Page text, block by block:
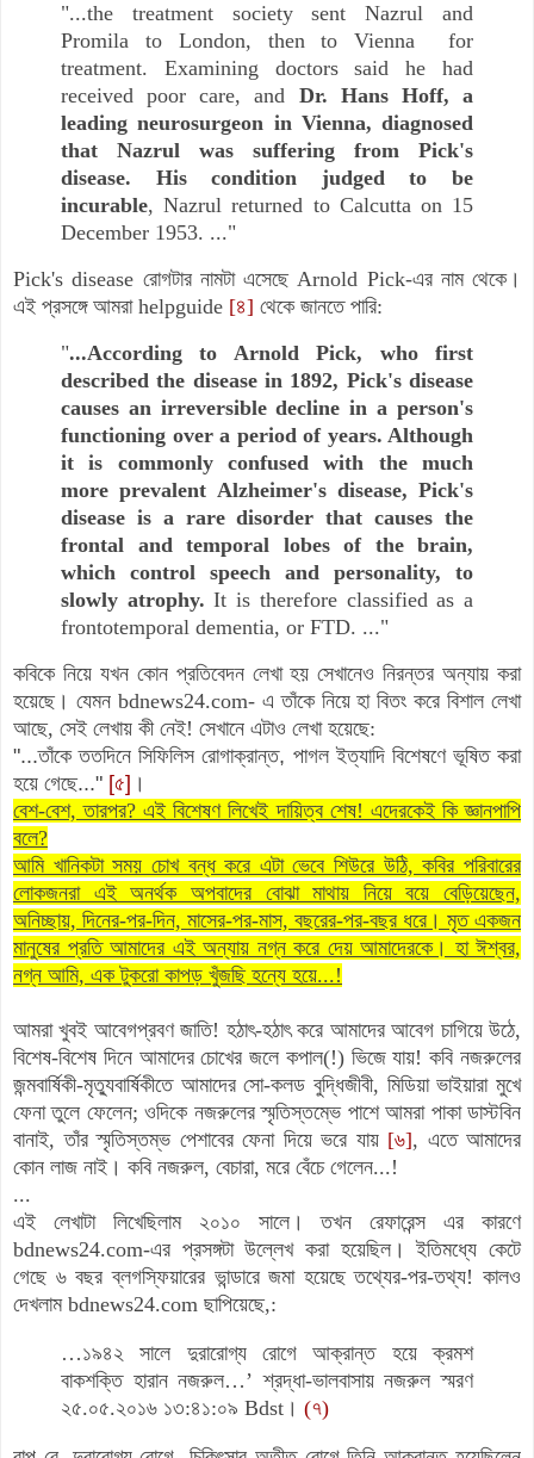
"...the treatment society sent Nazrul and
Promila to London, then to Vienna for
treatment. Examining doctors said he had
received poor care, and Dr. Hans Hoff, a
leading neurosurgeon in Vienna, diagnosed
that Nazrul was suffering from Pick's
disease. His condition judged to be
incurable, Nazrul returned to Calcutta on 15
December 1953. ..."
Pick's disease রোগটার নামটা এসেছেArnold Pick-এর নাম থেকে।
এই প্রসঙ্গে আমরা helpguide [৪] থেকে জানতে পারি:
"...According to Arnold Pick, who first
described the disease in 1892, Pick's disease
causes an irreversible decline in a person's
functioning over a period of years. Although
it is commonly confused with the much
more prevalent Alzheimer's disease, Pick's
disease is a rare disorder that causes the
frontal and temporal lobes of the brain,
which control speech and personality, to
slowly atrophy.It is therefore classified as a
frontotemporal dementia, or FTD. ..."
কবিকে নিয়ে যখন কোন প্রতিবেদন লেখা হয় সেখানেও নিরন্তর অন্যায় করা
হয়েছে। যেমন bdnews24.com- এ তাঁকে নিয়ে হা বিতং করে বিশাল লেখা
আছে, সেই লেখায় কী নেই! সেখানে এটাও লেখা হয়েছে:
"...তাঁকে ততদিনে সিফিলিস রোগাক্রান্ত, পাগল ইত্যাদি বিশেষণে ভূষিত করা
হয়ে গেছে..." [৫] ।
বেশ-বেশ, তারপর? এই বিশেষণ লিখেই দায়িত্ব শেষ! এদেরকেই কি জ্ঞানপাপি
বলে?
আমি খানিকটা সময় চোখ বন্ধ করে এটা ভেবে শিউরে উঠি, কবির পরিবারের
লোকজনরা এই অনর্থক অপবাদের বোঝা মাথায় নিয়ে বয়ে বেড়িয়েছেন,
অনিচ্ছায়, দিনের-পর-দিন, মাসের-পর-মাস, বছরের-পর-বছর ধরে। মৃত একজন
মানুষের প্রতি আমাদের এই অন্যায় নগ্ন করে দেয় আমাদেরকে। হা ঈশ্বর,
নগ্ন আমি, এক টুকরো কাপড় খুঁজছি হন্যে হয়ে...!
আমরা খুবই আবেগপ্রবণ জাতি! হঠাৎ-হঠাৎ করে আমাদের আবেগ চাগিয়ে উঠে,
বিশেষ-বিশেষ দিনে আমাদের চোখের জলে কপাল(!) ভিজে যায়! কবি নজরুলের
জন্মবার্ষিকী-মৃত্যুবার্ষিকীতে আমাদের সো-কলড বুদ্ধিজীবী, মিডিয়া ভাইয়ারা মুখে
ফেনা তুলে ফেলেন; ওদিকে নজরুলের স্মৃতিস্তম্ভে পাশে আমরা পাকা ডাস্টবিন
বানাই, তাঁর স্মৃতিস্তম্ভ পেশাবের ফেনা দিয়ে ভরে যায় [৬], এতে আমাদের
কোন লাজ নাই। কবি নজরুল, বেচারা, মরে বেঁচে গেলেন...!
...
এই লেখাটা লিখেছিলাম ২০১০ সালে। তখন রেফারেন্স এর কারণে
bdnews24.com-এর প্রসঙ্গটা উল্লেখ করা হয়েছিল। ইতিমধ্যে কেটে
গেছে ৬ বছর ব্লগস্ফিয়ারের ভান্ডারে জমা হয়েছে তথ্যের-পর-তথ্য! কালও
দেখলাম bdnews24.com ছাপিয়েছে,:
…১৯৪২ সালে দুরারোগ্য রোগে আক্রান্ত হয়ে ক্রমশ
বাকশক্তি হারান নজরুল…’ শ্রদ্ধা-ভালবাসায় নজরুল স্মরণ
২৫.০৫.২০১৬ ১৩:৪১:০৯ Bdst। (৭)